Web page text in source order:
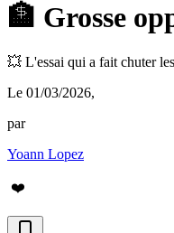
🏦 Grosse
💥 L'essai qui a fait chuter
Le 01/03/2026,
par
Yoann Lopez
❤️